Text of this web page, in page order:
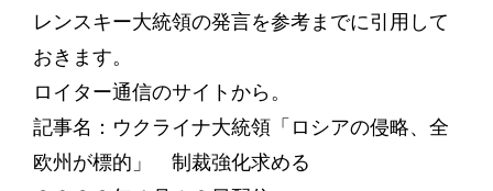
レンスキー大統領の発言を参考までに引用して
おきます。
ロイター通信のサイトから。
記事名：ウクライナ大統領「ロシアの侵略、全
欧州が標的」 制裁強化求める